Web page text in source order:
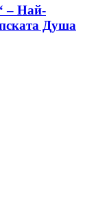
– Най-
Душа